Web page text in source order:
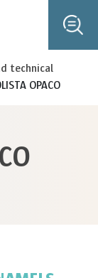
technical
OPACO